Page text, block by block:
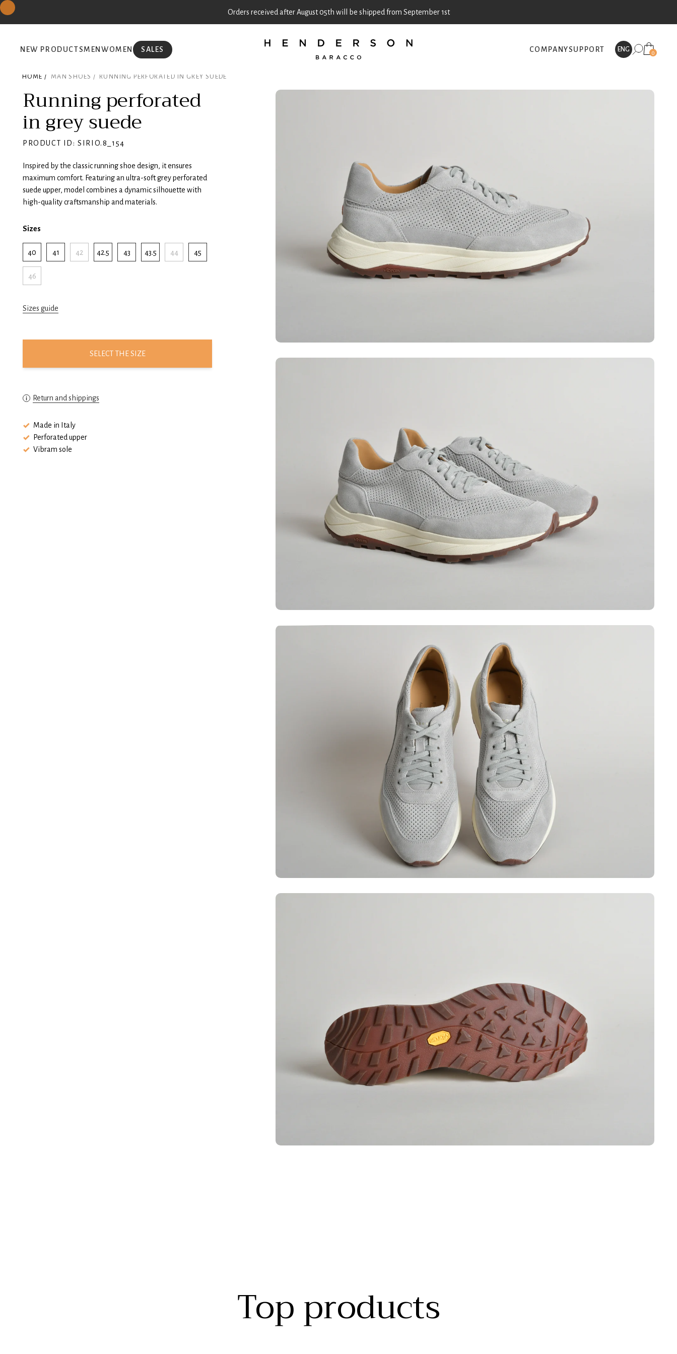
Orders received after August 05th will be shipped from September 1st
NEW PRODUCTSMENWOMEN SALES COMPANYSUPPORT ENG 0
HOME / MAN SHOES / RUNNING PERFORATED IN GREY SUEDE
Running perforated
in grey suede
PRODUCT ID: SIRIO.8_154
Inspired by the classic running shoe design, it ensures
maximum comfort. Featuring an ultra-soft grey perforated
suede upper, model combines a dynamic silhouette with
high-quality craftsmanship and materials.
Sizes
40 41 42 42.5 43 43.5 44 45
46
Sizes guide
SELECT THE SIZE
Return and shippings
Made in Italy
Perforated upper
Vibram sole
Top products